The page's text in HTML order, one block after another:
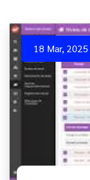
18 Mar, 2025